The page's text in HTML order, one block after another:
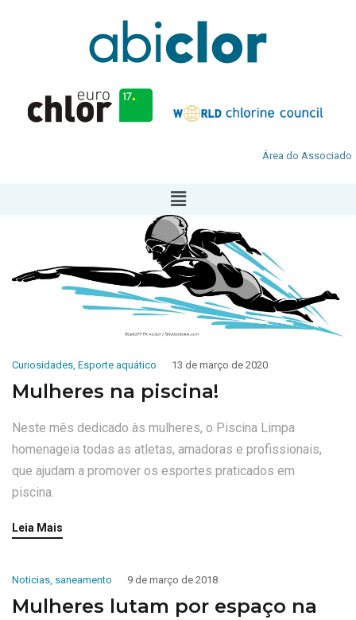
Área do Associado
Curiosidades, Esporte aquático 13 de março de 2020
Mulheres na piscina!
Neste mês dedicado às mulheres, o Piscina Limpa
homenageia todas as atletas, amadoras e profissionais,
que ajudam a promover os esportes praticados em
piscina.
Leia Mais
Noticias, saneamento 9 de março de 2018
Mulheres lutam por espaço na